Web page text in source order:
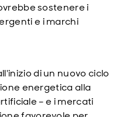
sostenere i
e i marchi
di un nuovo ciclo
energetica alla
– e i mercati